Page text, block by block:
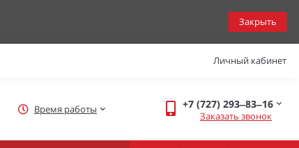
Закрыть
Личный кабинет
Время работы +7 (727) 293‒83‒16
Заказать звонок